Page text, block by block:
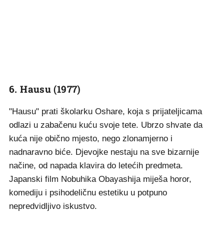
6. Hausu (1977)
"Hausu" prati školarku Oshare, koja s prijateljicama
odlazi u zabačenu kuću svoje tete. Ubrzo shvate da
kuća nije obično mjesto, nego zlonamjerno i
nadnaravno biće. Djevojke nestaju na sve bizarnije
načine, od napada klavira do letećih predmeta.
Japanski film Nobuhika Obayashija miješa horor,
komediju i psihodeličnu estetiku u potpuno
nepredvidljivo iskustvo.